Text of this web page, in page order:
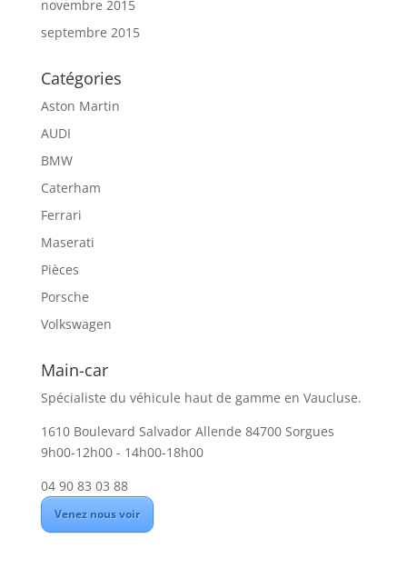
novembre 2015
septembre 2015
Catégories
Aston Martin
AUDI
BMW
Caterham
Ferrari
Maserati
Pièces
Porsche
Volkswagen
Main-car
Spécialiste du véhicule haut de gamme en Vaucluse.
1610 Boulevard Salvador Allende 84700 Sorgues
9h00-12h00 - 14h00-18h00
04 90 83 03 88
Venez nous voir